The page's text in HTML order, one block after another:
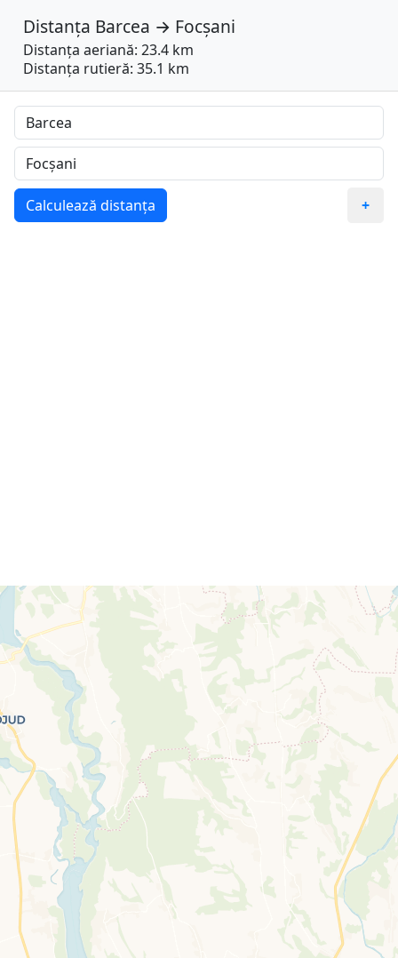
Distanța Barcea → Focșani
Distanța aeriană: 23.4 km
Distanța rutieră: 35.1 km
Calculează distanța +